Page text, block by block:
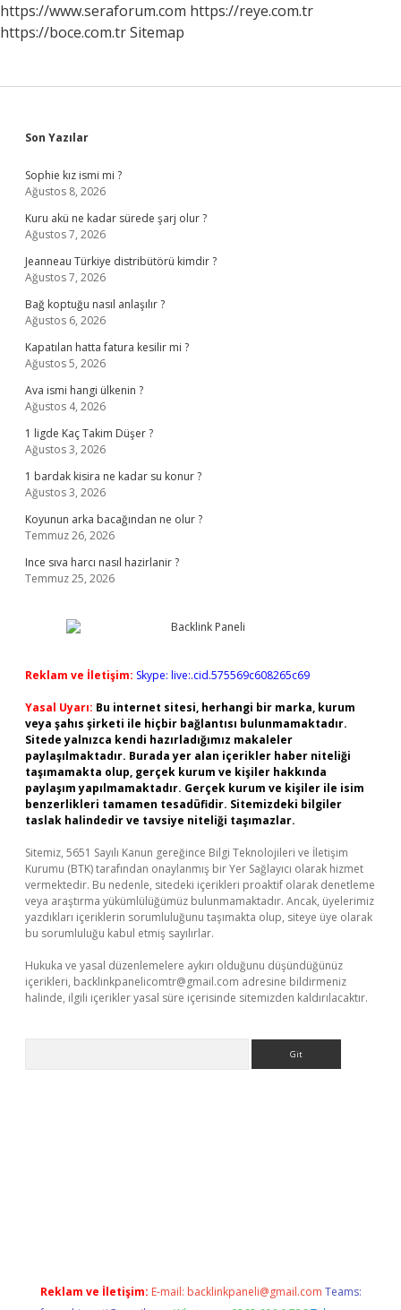
https://www.seraforum.com https://reye.com.tr
https://boce.com.trSitemap
Sidebar
Son Yazılar
Sophie kız ismi mi ?
Ağustos 8, 2026
Kuru akü ne kadar sürede şarj olur ?
Ağustos 7, 2026
Jeanneau Türkiye distribütörü kimdir ?
Ağustos 7, 2026
Bağ koptuğu nasıl anlaşılır ?
Ağustos 6, 2026
Kapatılan hatta fatura kesilir mi ?
Ağustos 5, 2026
Ava ismi hangi ülkenin ?
Ağustos 4, 2026
1 ligde Kaç Takim Düşer ?
Ağustos 3, 2026
1 bardak kisira ne kadar su konur ?
Ağustos 3, 2026
Koyunun arka bacağından ne olur ?
Temmuz 26, 2026
Ince sıva harcı nasıl hazirlanir ?
Temmuz 25, 2026
Reklam ve İletişim: Skype: live:.cid.575569c608265c69
Yasal Uyarı: Bu internet sitesi, herhangi bir marka, kurum
veya şahıs şirketi ile hiçbir bağlantısı bulunmamaktadır.
Sitede yalnızca kendi hazırladığımız makaleler
paylaşılmaktadır. Burada yer alan içerikler haber niteliği
taşımamakta olup, gerçek kurum ve kişiler hakkında
paylaşım yapılmamaktadır. Gerçek kurum ve kişiler ile isim
benzerlikleri tamamen tesadüfidir. Sitemizdeki bilgiler
taslak halindedir ve tavsiye niteliği taşımazlar.
Sitemiz, 5651 Sayılı Kanun gereğince Bilgi Teknolojileri ve İletişim
Kurumu (BTK) tarafından onaylanmış bir Yer Sağlayıcı olarak hizmet
vermektedir. Bu nedenle, sitedeki içerikleri proaktif olarak denetleme
veya araştırma yükümlülüğümüz bulunmamaktadır. Ancak, üyelerimiz
yazdıkları içeriklerin sorumluluğunu taşımakta olup, siteye üye olarak
bu sorumluluğu kabul etmiş sayılırlar.
Hukuka ve yasal düzenlemelere aykırı olduğunu düşündüğünüz
içerikleri, backlinkpanelicomtr@gmail.com adresine bildirmeniz
halinde, ilgili içerikler yasal süre içerisinde sitemizden kaldırılacaktır.
Reklam ve İletişim: E-mail: backlinkpaneli@gmail.com Teams: